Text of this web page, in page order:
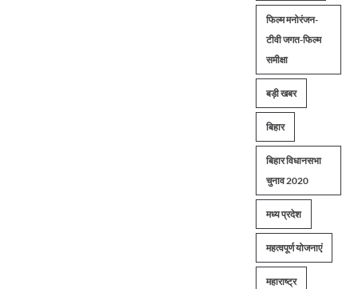
फिल्म मनोरंजन-
टीवी जगत-फिल्म
समीक्षा
बड़ी खबर
बिहार
बिहार विधानसभा
चुनाव 2020
मध्य प्रदेश
महत्वपूर्ण योजनाएं
महाराष्ट्र